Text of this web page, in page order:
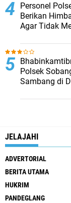
Personel
Berikan
Agar Tidak
Polsek
Sambang di
JELAJAHI
ADVERTORIAL
BERITA UTAMA
HUKRIM
PANDEGLANG